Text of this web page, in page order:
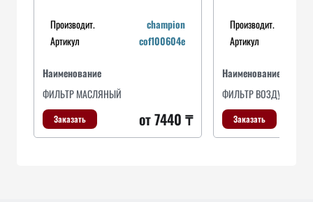
Производит.
champion
Артикул
cof100604e
Наименование
ФИЛЬТР МАСЛЯНЫЙ
Заказать от 7440 ₸
Производит.
Артикул
Наименование
ФИЛЬТР ВОЗДУШНЫЙ
Заказать